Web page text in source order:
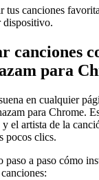
canciones
dispositivo.
canciones
para
en cualquier
para Chrome.
el artista de la
pocos clics.
a paso cómo